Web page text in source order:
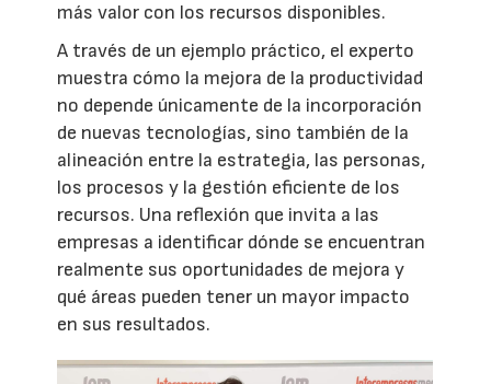
más valor con los recursos disponibles.
A través de un ejemplo práctico, el experto
muestra cómo la mejora de la productividad
no depende únicamente de la incorporación
de nuevas tecnologías, sino también de la
alineación entre la estrategia, las personas,
los procesos y la gestión eficiente de los
recursos. Una reflexión que invita a las
empresas a identificar dónde se encuentran
realmente sus oportunidades de mejora y
qué áreas pueden tener un mayor impacto
en sus resultados.